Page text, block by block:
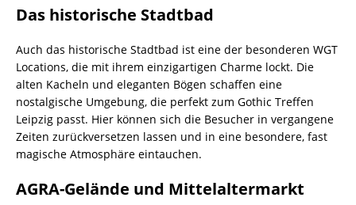
Das historische Stadtbad
Auch das historische Stadtbad ist eine der besonderen WGT
Locations, die mit ihrem einzigartigen Charme lockt. Die
alten Kacheln und eleganten Bögen schaffen eine
nostalgische Umgebung, die perfekt zum Gothic Treffen
Leipzig passt. Hier können sich die Besucher in vergangene
Zeiten zurückversetzen lassen und in eine besondere, fast
magische Atmosphäre eintauchen.
AGRA-Gelände und Mittelaltermarkt